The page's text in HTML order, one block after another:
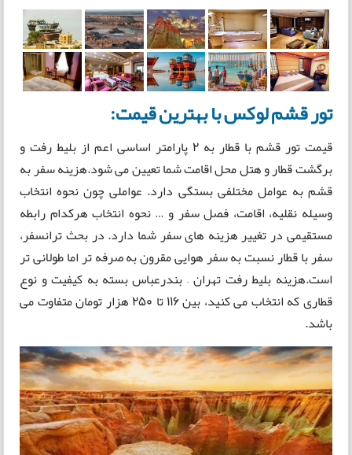
تور قشم لوکس با بهترین قیمت:
قیمت تور قشم با قطار به 2 پارامتر اساسی اعم از بلیط رفت و
برگشت قطار و هتل محل اقامت شما تعیین می شود.هزینه سفر به
قشم به عوامل مختلفی بستگی دارد. عواملی چون نحوه انتخاب
وسیله نقلیه، اقامت، فصل سفر و … نحوه انتخاب هرکدام رابطه
مستقیمی در تغییر هزینه های سفر شما دارد. در بحث ترانسفر،
سفر با قطار نسبت به سفر هوایی مقرون به صرفه تر اما طولانی تر
است.هزینه بلیط رفت تهران – بندرعباس بسته به کیفیت و نوع
قطاری که انتخاب می کنید، بین 116 تا 250 هزار تومان متفاوت می
باشد.